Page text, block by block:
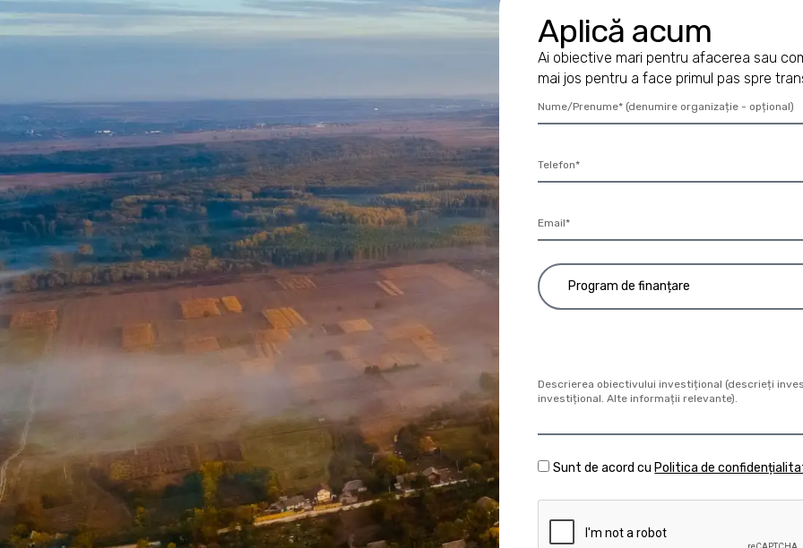
Aplică acum
Ai obiective mari pentru afacerea sau
mai jos pentru a face primul pas spre
Sunt de acord cu Politica de